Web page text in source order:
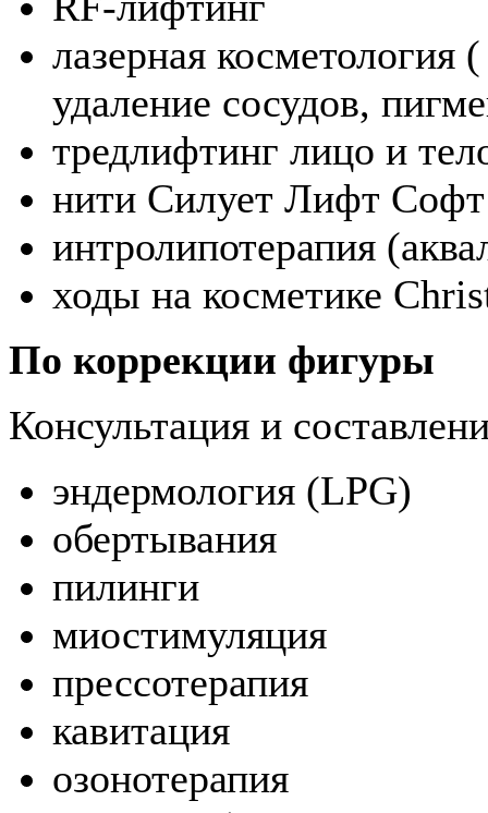
лазерная
удаление сосудов,
тредлифтинг лицо и
нити Силует Лифт Софт
интролипотерапия
ходы на косметике
По коррекции фигуры
Консультация и
эндермология (LPG)
обертывания
пилинги
миостимуляция
прессотерапия
кавитация
озонотерапия